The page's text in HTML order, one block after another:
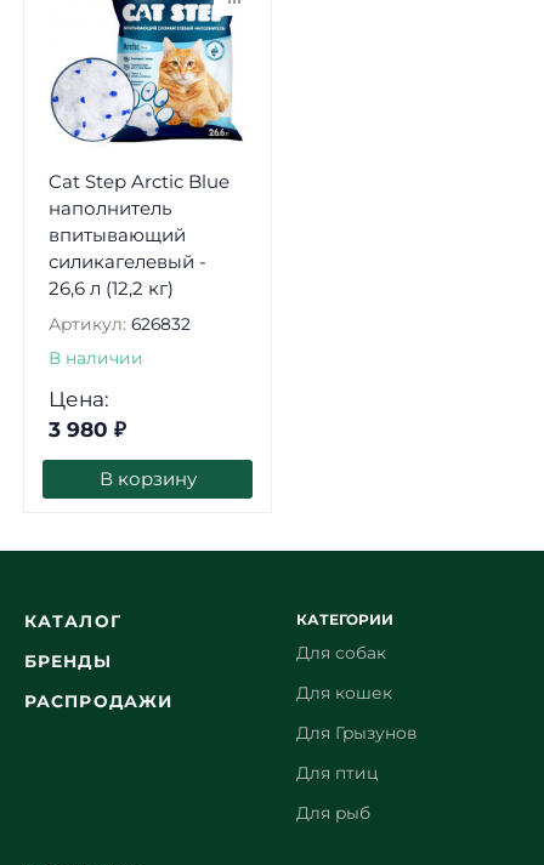
Cat Step Arctic Blue
наполнитель
впитывающий
силикагелевый -
26,6 л (12,2 кг)
Артикул: 626832
В наличии
Цена:
3 980 ₽
В корзину
КАТАЛОГ
БРЕНДЫ
РАСПРОДАЖИ
КАТЕГОРИИ
Для собак
Для кошек
Для Грызунов
Для птиц
Для рыб